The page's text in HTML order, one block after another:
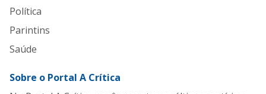
Política
Parintins
Saúde
Sobre o Portal A Crítica